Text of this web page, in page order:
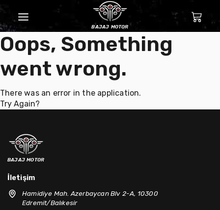
bajaj motor
Oops, Something
went wrong.
There was an error in the application.
Try Again?
bajaj motor
İletişim
Hamidiye Mah. Azerbaycan Blv 2-A, 10300
Edremit/Balıkesir